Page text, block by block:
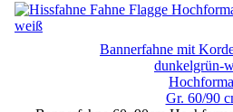
Bannerfahne mit
dunkelgrün-
Gr. 60/90